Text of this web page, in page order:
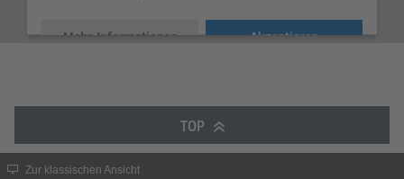
Mehr Informationen Akzeptieren
TOP
Zur klassischen Ansicht